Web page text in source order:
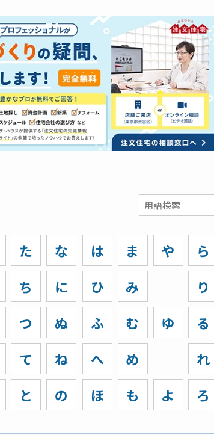
た
ち
つ
て
と
な
に
ぬ
ね
の
は
ひ
ふ
へ
ほ
ま
み
む
め
も
や
ゆ
よ
ら
り
る
れ
ろ